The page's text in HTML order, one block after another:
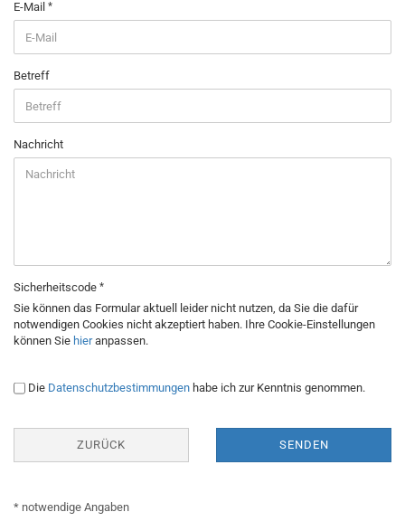
E-Mail
Betreff
Nachricht
Sicherheitscode
Sie können das Formular aktuell leider nicht nutzen, da Sie die dafür
notwendigen Cookies nicht akzeptiert haben. Ihre Cookie-Einstellungen
können Sie hieranpassen.
DATENSCHUTZBESTIMMUNGEN
Die Datenschutzbestimmungen habe ich zur Kenntnis genommen.
ZURÜCK SENDEN
* notwendige Angaben